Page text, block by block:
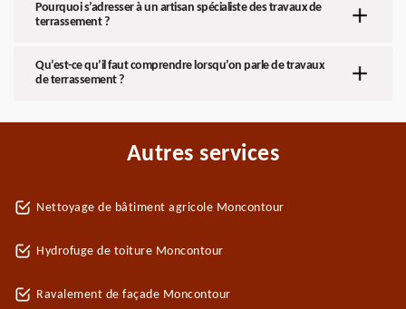
Pourquoi s’adresser à un artisan spécialiste des travaux de
terrassement ?
Qu’est-ce qu’il faut comprendre lorsqu’on parle de travaux
de terrassement ?
Autres services
Nettoyage de bâtiment agricole Moncontour
Hydrofuge de toiture Moncontour
Ravalement de façade Moncontour